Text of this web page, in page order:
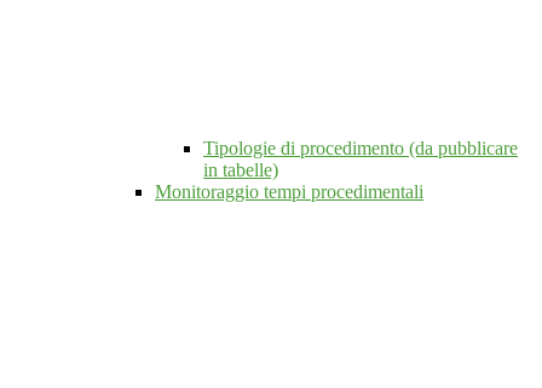
Tipologie di procedimento (da pubblicare
in tabelle)
Monitoraggio tempi procedimentali